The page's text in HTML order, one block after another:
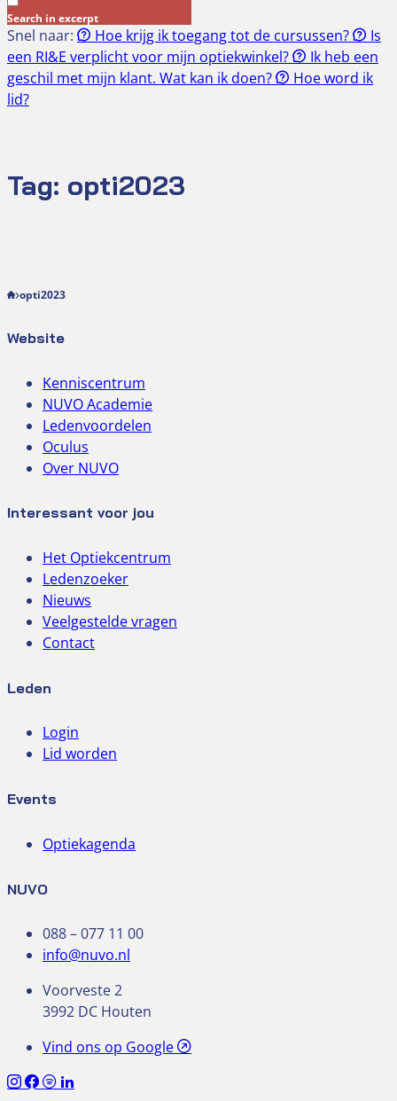
Search in excerpt
Snel naar: Hoe krijg ik toegang tot de cursussen?
Is
een RI&E verplicht voor mijn optiekwinkel?
Ik heb een
geschil met mijn klant. Wat kan ik doen?
Hoe word ik
lid?
Tag: opti2023
opti2023
Website
Kenniscentrum
NUVO Academie
Ledenvoordelen
Oculus
Over NUVO
Interessant voor jou
Het Optiekcentrum
Ledenzoeker
Nieuws
Veelgestelde vragen
Contact
Leden
Login
Lid worden
Events
Optiekagenda
NUVO
088 – 077 11 00
info@nuvo.nl
Voorveste 2
3992 DC Houten
Vind ons op Google